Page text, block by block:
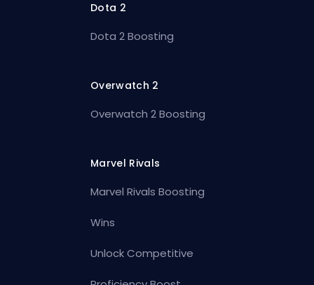
Dota 2
Dota 2 Boosting
Overwatch 2
Overwatch 2 Boosting
Marvel Rivals
Marvel Rivals Boosting
Wins
Unlock Competitive